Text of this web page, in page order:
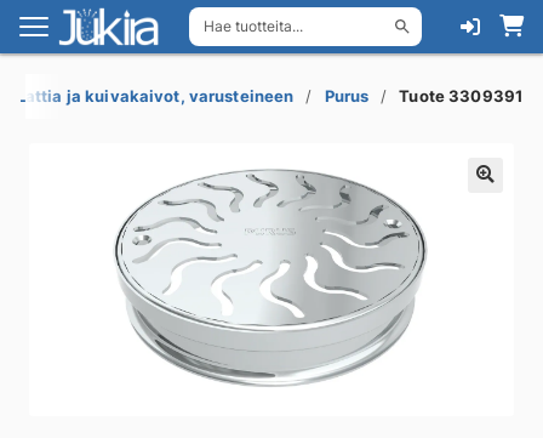
Hae tuotteita...
Siirry
navigointiin
Siirry
sisältöön
Lattia ja kuivakaivot, varusteineen Purus Tuote 3309391